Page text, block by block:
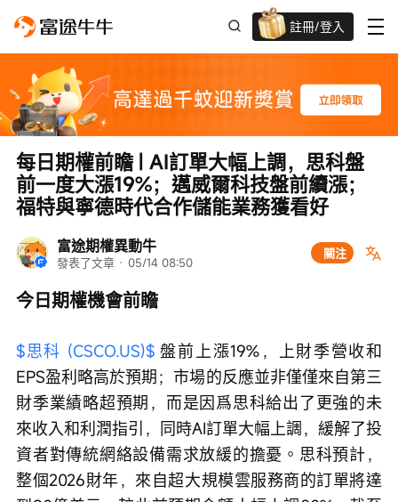
註冊/登入
迎新驚喜賞 股票/BTC等任你揀!
富途期權異動牛
發表了文章 · 05/14 08:50
關注
每日期權前瞻 | AI訂單大幅上調，思科盤
前一度大漲19%；邁威爾科技盤前續漲；
福特與寧德時代合作儲能業務獲看好
今日期權機會前瞻
$思科 (CSCO.US)$ 盤前上漲19%，上財季營收和
EPS盈利略高於預期；市場的反應並非僅僅來自第三
財季業績略超預期，而是因爲思科給出了更強的未
來收入和利潤指引，同時AI訂單大幅上調，緩解了投
資者對傳統網絡設備需求放緩的擔憂。思科預計，
整個2026財年，來自超大規模雲服務商的訂單將達